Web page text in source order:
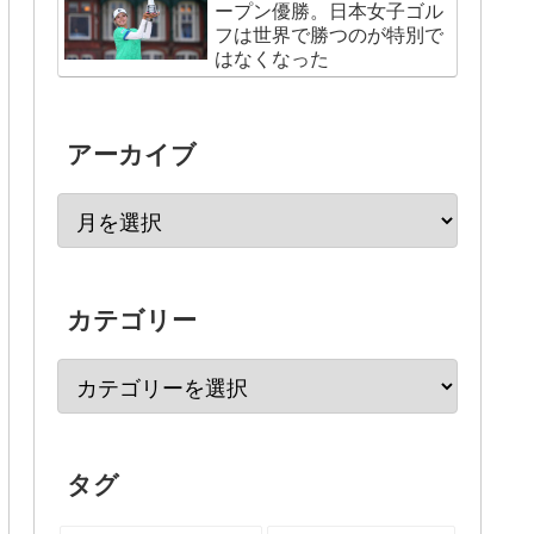
ープン優勝。日本女子ゴル
フは世界で勝つのが特別で
はなくなった
アーカイブ
カテゴリー
タグ